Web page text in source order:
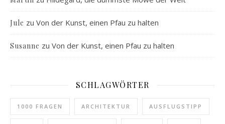
Jule zu Von der Kunst, einen Pfau zu halten
Susanne zu Von der Kunst, einen Pfau zu halten
SCHLAGWÖRTER
1000 FRAGEN ARCHITEKTUR AUSFLUGSTIPP